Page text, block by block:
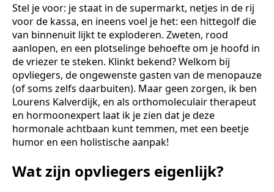
Stel je voor: je staat in de supermarkt, netjes in de rij
voor de kassa, en ineens voel je het: een hittegolf die
van binnenuit lijkt te exploderen. Zweten, rood
aanlopen, en een plotselinge behoefte om je hoofd in
de vriezer te steken. Klinkt bekend? Welkom bij
opvliegers, de ongewenste gasten van de menopauze
(of soms zelfs daarbuiten). Maar geen zorgen, ik ben
Lourens Kalverdijk, en als orthomoleculair therapeut
en hormoonexpert laat ik je zien dat je deze
hormonale achtbaan kunt temmen, met een beetje
humor en een holistische aanpak!
Wat zijn opvliegers eigenlijk?